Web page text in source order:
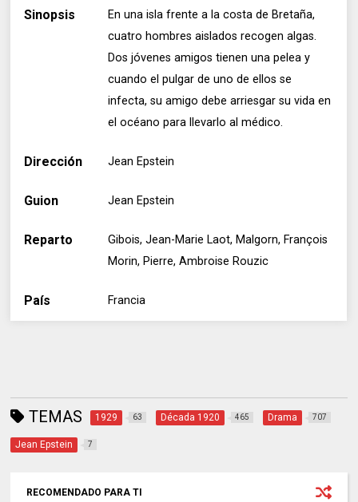
Sinopsis
En una isla frente a la costa de Bretaña,
cuatro hombres aislados recogen algas.
Dos jóvenes amigos tienen una pelea y
cuando el pulgar de uno de ellos se
infecta, su amigo debe arriesgar su vida en
el océano para llevarlo al médico.
Dirección Jean Epstein
Guion Jean Epstein
Reparto
Gibois, Jean-Marie Laot, Malgorn, François
Morin, Pierre, Ambroise Rouzic
País Francia
TEMAS 1929 63 Década 1920 465 Drama 707
Jean Epstein 7
RECOMENDADO PARA TI